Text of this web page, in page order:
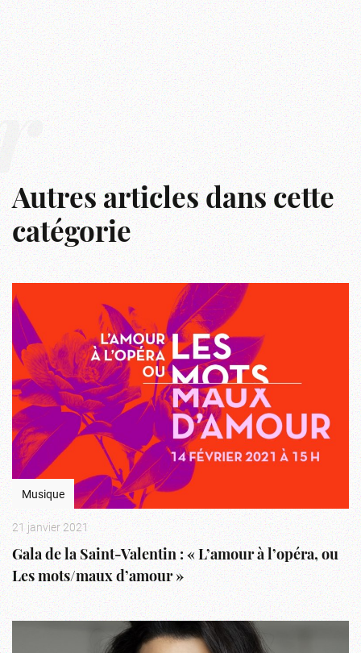
Autres articles dans cette
catégorie
Musique
21 janvier 2021
Gala de la Saint-Valentin : « L’amour à l’opéra, ou
Les mots/maux d’amour »